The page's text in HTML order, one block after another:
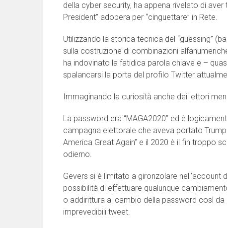
della cyber security, ha appena rivelato di
President” adopera per “cinguettare” in Rete.
Utilizzando la storica tecnica del “guessing”
sulla costruzione di combinazioni
ha indovinato la fatidica parola chiave e –
spalancarsi la porta del profilo Twitter
Immaginando la curiosità anche dei lettori
La password era “MAGA2020” ed è
campagna elettorale che aveva portato
America Great Again” e il 2020 è il fin troppo
odierno.
Gevers si è limitato a gironzolare nell’account
possibilità di effettuare qualunque
o addirittura al cambio della password così da
imprevedibili tweet.